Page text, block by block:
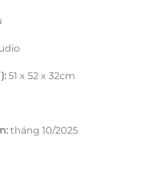
51 x 52 x 32cm
tháng 10/2025